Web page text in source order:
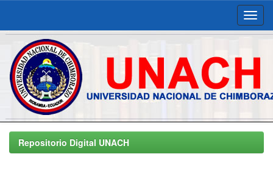
Skip
navigationRepositorio Digital UNACH